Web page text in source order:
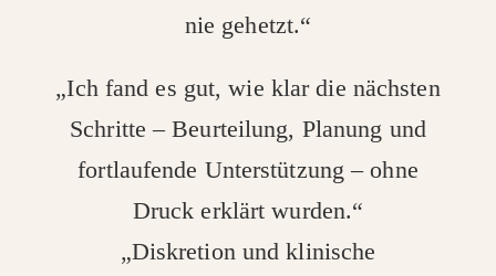
nie gehetzt.“
„Ich fand es gut, wie klar die nächsten
Schritte – Beurteilung, Planung und
fortlaufende Unterstützung – ohne
Druck erklärt wurden.“
„Diskretion und klinische